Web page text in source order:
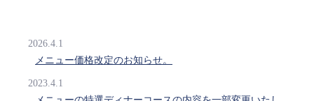
2026.4.1
メニュー価格改定のお知らせ。
2023.4.1